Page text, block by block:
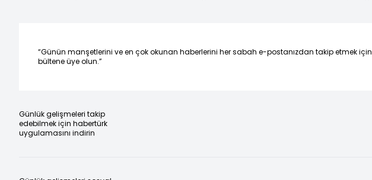
“Günün manşetlerini ve en çok okunan haberlerini her sabah e-postanızdan takip etmek için
bültene üye olun.”
Günlük gelişmeleri takip
edebilmek için habertürk
uygulamasını indirin